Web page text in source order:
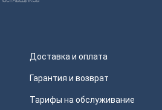
Доставка и оплата
Гарантия и возврат
Тарифы на обслуживание